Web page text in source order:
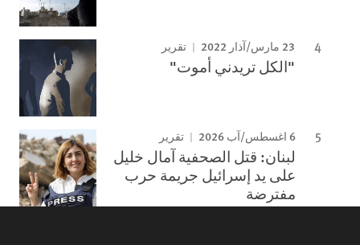
23 مارس/آذار 2022 تقرير
"الكل تريدني أموت"
6 اغسطس/آب 2026 تقرير
لبنان: قتل الصحفية آمال خليل
على يد إسرائيل جريمة حرب
مفترضة